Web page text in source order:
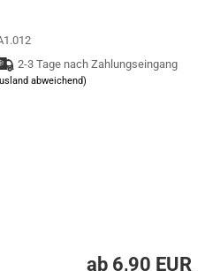
2-3 Tage nach Zahlungseingang
abweichend)
ab 6,90 EUR